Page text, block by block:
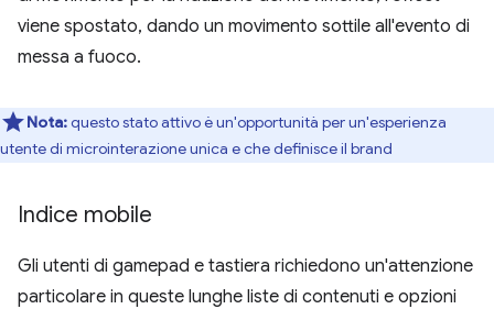
viene spostato, dando un movimento sottile all'evento di
messa a fuoco.
Nota:questo stato attivo è un'opportunità per un'esperienza
utente di microinterazione unica e che definisce il brand
Indice mobile
Gli utenti di gamepad e tastiera richiedono un'attenzione
particolare in queste lunghe liste di contenuti e opzioni